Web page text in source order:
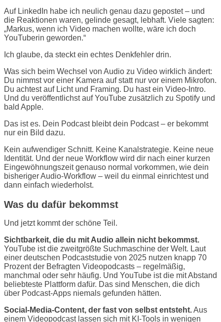
Auf LinkedIn habe ich neulich genau dazu gepostet – und
die Reaktionen waren, gelinde gesagt, lebhaft. Viele sagten:
„Markus, wenn ich Video machen wollte, wäre ich doch
YouTuberin geworden.“
Ich glaube, da steckt ein echtes Denkfehler drin.
Was sich beim Wechsel von Audio zu Video wirklich ändert:
Du nimmst vor einer Kamera auf statt nur vor einem Mikrofon.
Du achtest auf Licht und Framing. Du hast ein Video-Intro.
Und du veröffentlichst auf YouTube zusätzlich zu Spotify und
bald Apple.
Das ist es. Dein Podcast bleibt dein Podcast – er bekommt
nur ein Bild dazu.
Kein aufwendiger Schnitt. Keine Kanalstrategie. Keine neue
Identität. Und der neue Workflow wird dir nach einer kurzen
Eingewöhnungszeit genauso normal vorkommen, wie dein
bisheriger Audio-Workflow – weil du einmal einrichtest und
dann einfach wiederholst.
Was du dafür bekommst
Und jetzt kommt der schöne Teil.
Sichtbarkeit, die du mit Audio allein nicht bekommst.
YouTube ist die zweitgrößte Suchmaschine der Welt. Laut
einer deutschen Podcaststudie von 2025 nutzen knapp 70
Prozent der Befragten Videopodcasts – regelmäßig,
manchmal oder sehr häufig. Und YouTube ist die mit Abstand
beliebteste Plattform dafür. Das sind Menschen, die dich
über Podcast-Apps niemals gefunden hätten.
Social-Media-Content, der fast von selbst entsteht.Aus
einem Videopodcast lassen sich mit KI-Tools in wenigen